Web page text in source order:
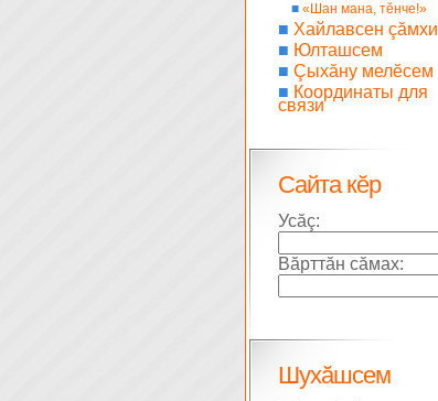
■ «Шан мана, тĕнче!»
■ Хайлавсен çăмхи
■ Юлташсем
■ Çыхăну мелĕсем
■ Координаты для
связи
Сайта кĕр
Усăç:
Вăрттăн сăмах:
Шухăшсем